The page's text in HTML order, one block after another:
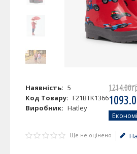
Наявність: 5
Код Товару: F21BTK1366
Виробник: Hatley
1214.00
1093.
Ще не оцінено